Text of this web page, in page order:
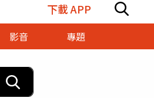
下載 APP
影音
專題